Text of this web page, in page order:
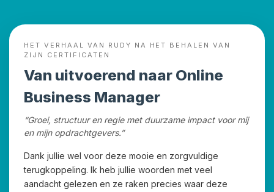
HET VERHAAL VAN RUDY NA HET BEHALEN VAN
ZIJN CERTIFICATEN
Van uitvoerend naar Online
Business Manager
“Groei, structuur en regie met duurzame impact voor mij
en mijn opdrachtgevers.”
Dank jullie wel voor deze mooie en zorgvuldige
terugkoppeling. Ik heb jullie woorden met veel
aandacht gelezen en ze raken precies waar deze